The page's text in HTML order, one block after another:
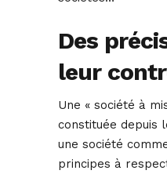
Des
leur
Une « société à
constituée depuis
une société
principes à